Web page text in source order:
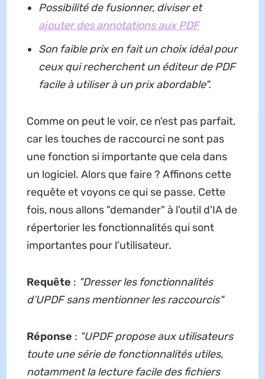
Possibilité de fusionner, diviser et
ajouter des annotations aux PDF
Son faible prix en fait un choix idéal pour
ceux qui recherchent un éditeur de PDF
facile à utiliser à un prix abordable".
Comme on peut le voir, ce n'est pas parfait,
car les touches de raccourci ne sont pas
une fonction si importante que cela dans
un logiciel. Alors que faire ? Affinons cette
requête et voyons ce qui se passe. Cette
fois, nous allons "demander" à l'outil d'IA de
répertorier les fonctionnalités qui sont
importantes pour l'utilisateur.
Requête : "Dresser les fonctionnalités
d’UPDF sans mentionner les raccourcis"
Réponse : "UPDF propose aux utilisateurs
toute une série de fonctionnalités utiles,
notamment la lecture facile des fichiers